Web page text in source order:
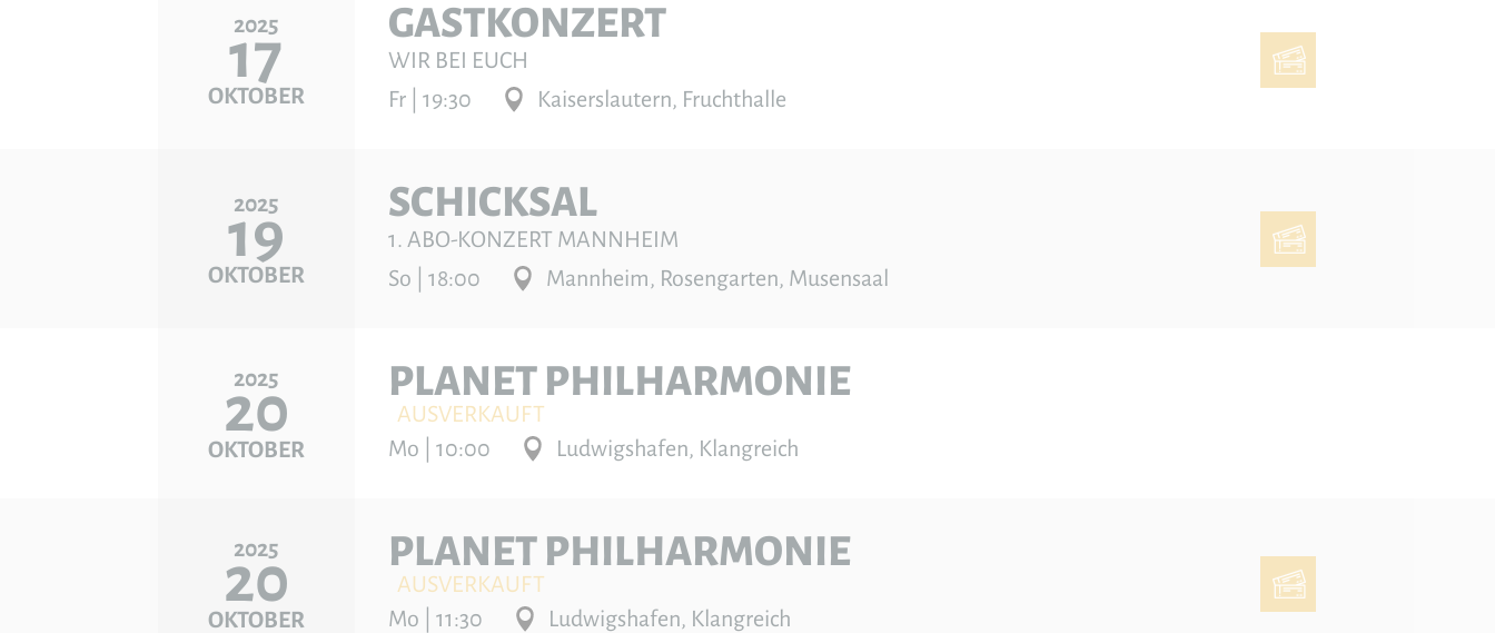
17
OKTOBER
2025 GASTKONZERT
WIR BEI EUCH
Fr | 19:30
Kaiserslautern, Fruchthalle
19
OKTOBER
2025 SCHICKSAL
1. ABO-KONZERT MANNHEIM
So | 18:00
Mannheim, Rosengarten, Musensaal
20
OKTOBER
2025 PLANET PHILHARMONIE
AUSVERKAUFT
Mo | 10:00
Ludwigshafen, Klangreich
20
OKTOBER
2025 PLANET PHILHARMONIE
AUSVERKAUFT
Mo | 11:30
Ludwigshafen, Klangreich